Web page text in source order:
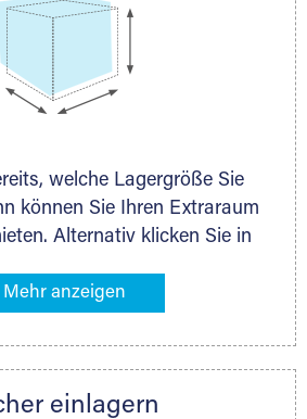
welche Lagergröße Sie
können Sie Ihren Extraraum
Alternativ klicken Sie in
die Sie einlagern möchten –
steht Ihnen Ihr Extraraum
Lagervolumen und zu
einlagern